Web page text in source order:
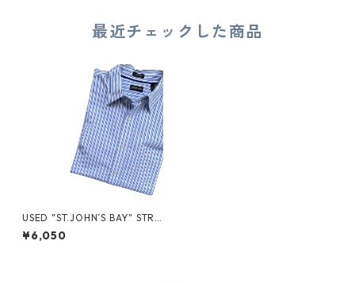
最近チェックした商品
USED "ST.JOHN’S BAY" STRI
PE SHIRT
¥6,050